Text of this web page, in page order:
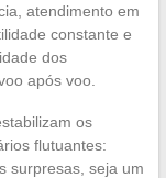
atendimento em
constante e
dos
após voo.
os
flutuantes:
surpresas, seja um